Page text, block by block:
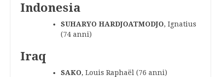
Indonesia
SUHARYO HARDJOATMODJO, Ignatius
(74 anni)
Iraq
SAKO, Louis Raphaël (76 anni)